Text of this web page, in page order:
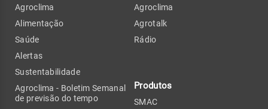
Agroclima
Alimentação
Saúde
Alertas
Sustentabilidade
Agroclima - Boletim Semanal
de previsão do tempo
Agroclima
Agrotalk
Rádio
Produtos
SMAC